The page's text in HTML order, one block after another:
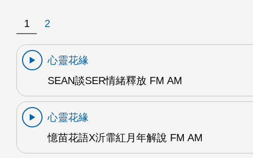
1 2
心靈花緣
SEAN談SER情緒釋放 FM AM
心靈花緣
憶苗花語X沂霏紅月年解說 FM AM